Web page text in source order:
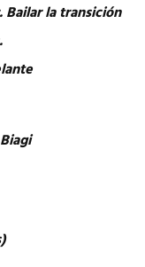
Bailar la transición